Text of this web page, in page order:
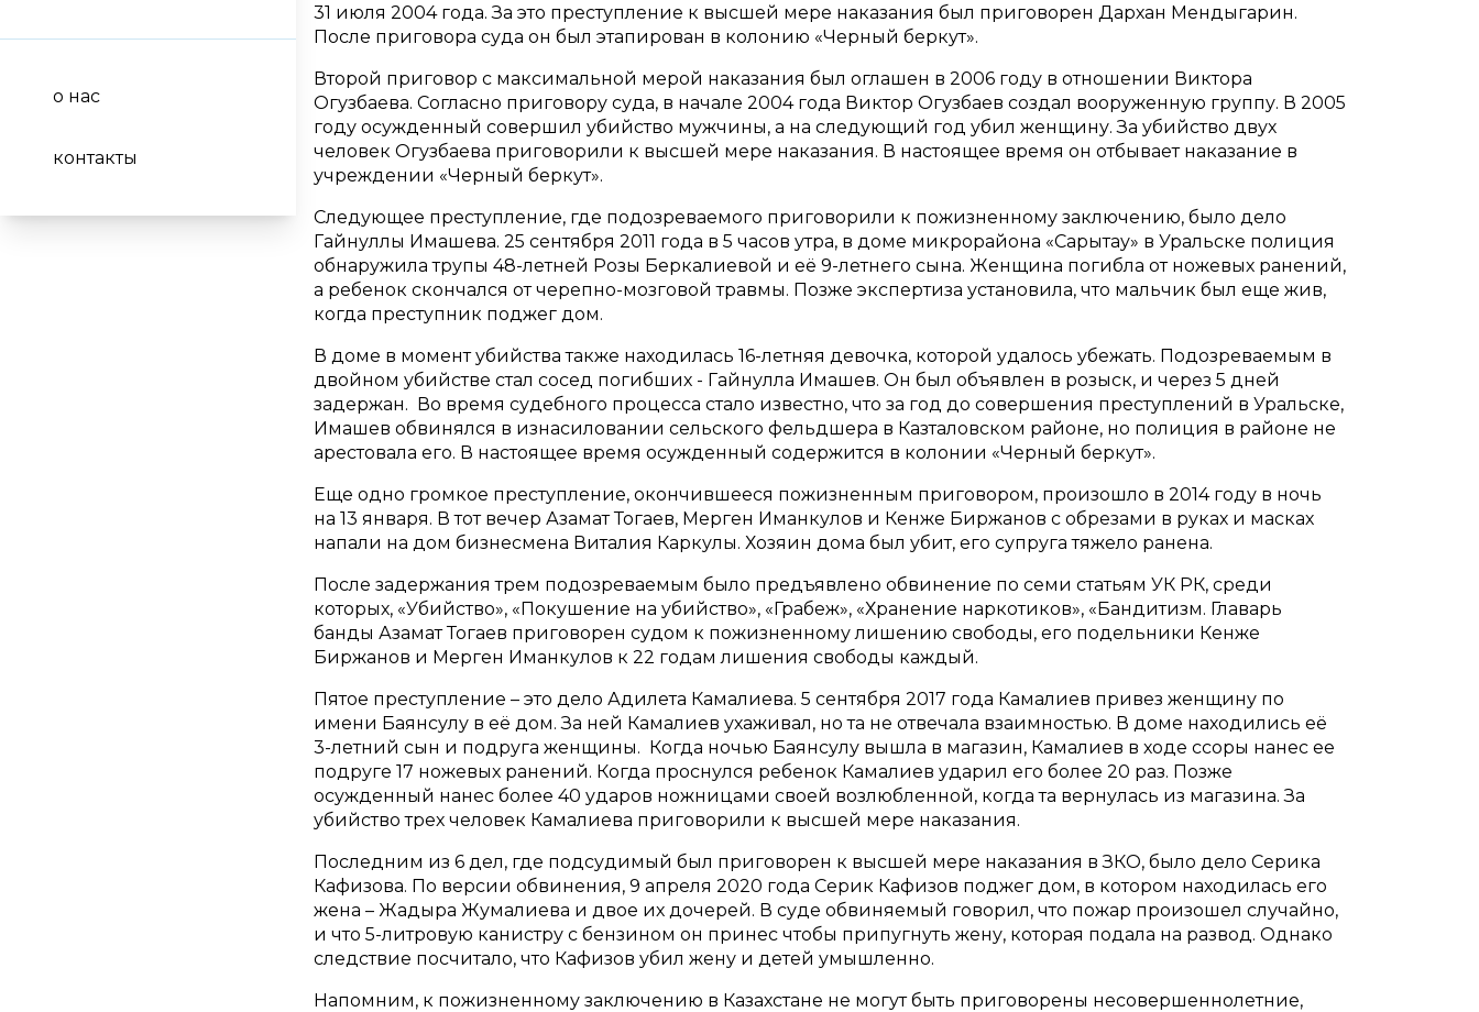
о нас
контакты
31 июля 2004 года. За это преступление к высшей мере наказания был приговорен Дархан Мендыгарин.
После приговора суда он был этапирован в колонию «Черный беркут».
Второй приговор с максимальной мерой наказания был оглашен в 2006 году в отношении Виктора
Огузбаева. Согласно приговору суда, в начале 2004 года Виктор Огузбаев создал вооруженную группу. В 2005
году осужденный совершил убийство мужчины, а на следующий год убил женщину. За убийство двух
человек Огузбаева приговорили к высшей мере наказания. В настоящее время он отбывает наказание в
учреждении «Черный беркут».
Следующее преступление, где подозреваемого приговорили к пожизненному заключению, было дело
Гайнуллы Имашева. 25 сентября 2011 года в 5 часов утра, в доме микрорайона «Сарытау» в Уральске полиция
обнаружила трупы 48-летней Розы Беркалиевой и её 9-летнего сына. Женщина погибла от ножевых ранений,
а ребенок скончался от черепно-мозговой травмы. Позже экспертиза установила, что мальчик был еще жив,
когда преступник поджег дом.
В доме в момент убийства также находилась 16-летняя девочка, которой удалось убежать. Подозреваемым в
двойном убийстве стал сосед погибших - Гайнулла Имашев. Он был объявлен в розыск, и через 5 дней
задержан. Во время судебного процесса стало известно, что за год до совершения преступлений в Уральске,
Имашев обвинялся в изнасиловании сельского фельдшера в Казталовском районе, но полиция в районе не
арестовала его. В настоящее время осужденный содержится в колонии «Черный беркут».
Еще одно громкое преступление, окончившееся пожизненным приговором, произошло в 2014 году в ночь
на 13 января. В тот вечер Азамат Тогаев, Мерген Иманкулов и Кенже Биржанов с обрезами в руках и масках
напали на дом бизнесмена Виталия Каркулы. Хозяин дома был убит, его супруга тяжело ранена.
После задержания трем подозреваемым было предъявлено обвинение по семи статьям УК РК, среди
которых, «Убийство», «Покушение на убийство», «Грабеж», «Хранение наркотиков», «Бандитизм. Главарь
банды Азамат Тогаев приговорен судом к пожизненному лишению свободы, его подельники Кенже
Биржанов и Мерген Иманкулов к 22 годам лишения свободы каждый.
Пятое преступление – это дело Адилета Камалиева. 5 сентября 2017 года Камалиев привез женщину по
имени Баянсулу в её дом. За ней Камалиев ухаживал, но та не отвечала взаимностью. В доме находились её
3-летний сын и подруга женщины. Когда ночью Баянсулу вышла в магазин, Камалиев в ходе ссоры нанес ее
подруге 17 ножевых ранений. Когда проснулся ребенок Камалиев ударил его более 20 раз. Позже
осужденный нанес более 40 ударов ножницами своей возлюбленной, когда та вернулась из магазина. За
убийство трех человек Камалиева приговорили к высшей мере наказания.
Последним из 6 дел, где подсудимый был приговорен к высшей мере наказания в ЗКО, было дело Серика
Кафизова. По версии обвинения, 9 апреля 2020 года Серик Кафизов поджег дом, в котором находилась его
жена – Жадыра Жумалиева и двое их дочерей. В суде обвиняемый говорил, что пожар произошел случайно,
и что 5-литровую канистру с бензином он принес чтобы припугнуть жену, которая подала на развод. Однако
следствие посчитало, что Кафизов убил жену и детей умышленно.
Напомним, к пожизненному заключению в Казахстане не могут быть приговорены несовершеннолетние,